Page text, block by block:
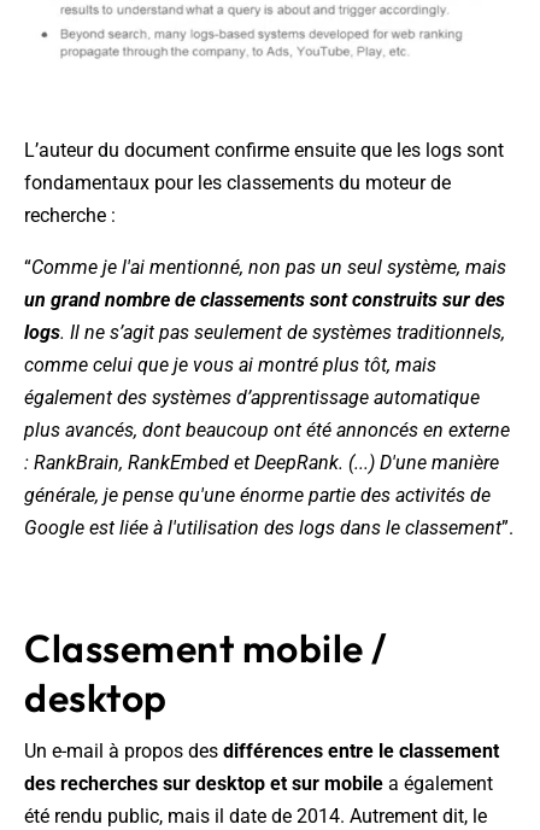
L’auteur du document confirme ensuite que les logs sont
fondamentaux pour les classements du moteur de
recherche :
“Comme je l'ai mentionné, non pas un seul système, mais
un grand nombre de classements sont construits sur des
logs. Il ne s’agit pas seulement de systèmes traditionnels,
comme celui que je vous ai montré plus tôt, mais
également des systèmes d’apprentissage automatique
plus avancés, dont beaucoup ont été annoncés en externe
: RankBrain, RankEmbed et DeepRank. (...) D'une manière
générale, je pense qu'une énorme partie des activités de
Google est liée à l'utilisation des logs dans le classement”.
Classement mobile /
desktop
Un e-mail à propos des différences entre le classement
des recherches sur desktop et sur mobile a également
été rendu public, mais il date de 2014. Autrement dit, le